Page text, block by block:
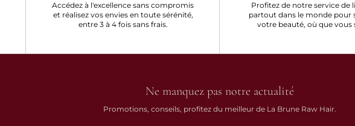
t
Accédez à l'excellence sans compromis
et réalisez vos envies en toute sérénité,
entre 3 à 4 fois sans frais.
Profitez de notre service de
partout dans le monde pour
votre beauté, où que vous
Ne manquez pas notre actualité
Promotions, conseils, profitez du meilleur de La Brune Raw Hair.